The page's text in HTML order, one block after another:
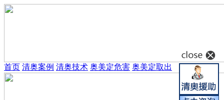
首页 清奥案例 清奥技术 奥美定危害 奥美定取出